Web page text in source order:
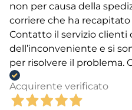
non per causa della
corriere che ha
Contatto il servizio clienti
dell’inconveniente e si
per risolvere il problema.
Acquirente verificato